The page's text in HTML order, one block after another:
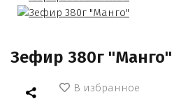
Зефир 380г "Манго"
В избранное